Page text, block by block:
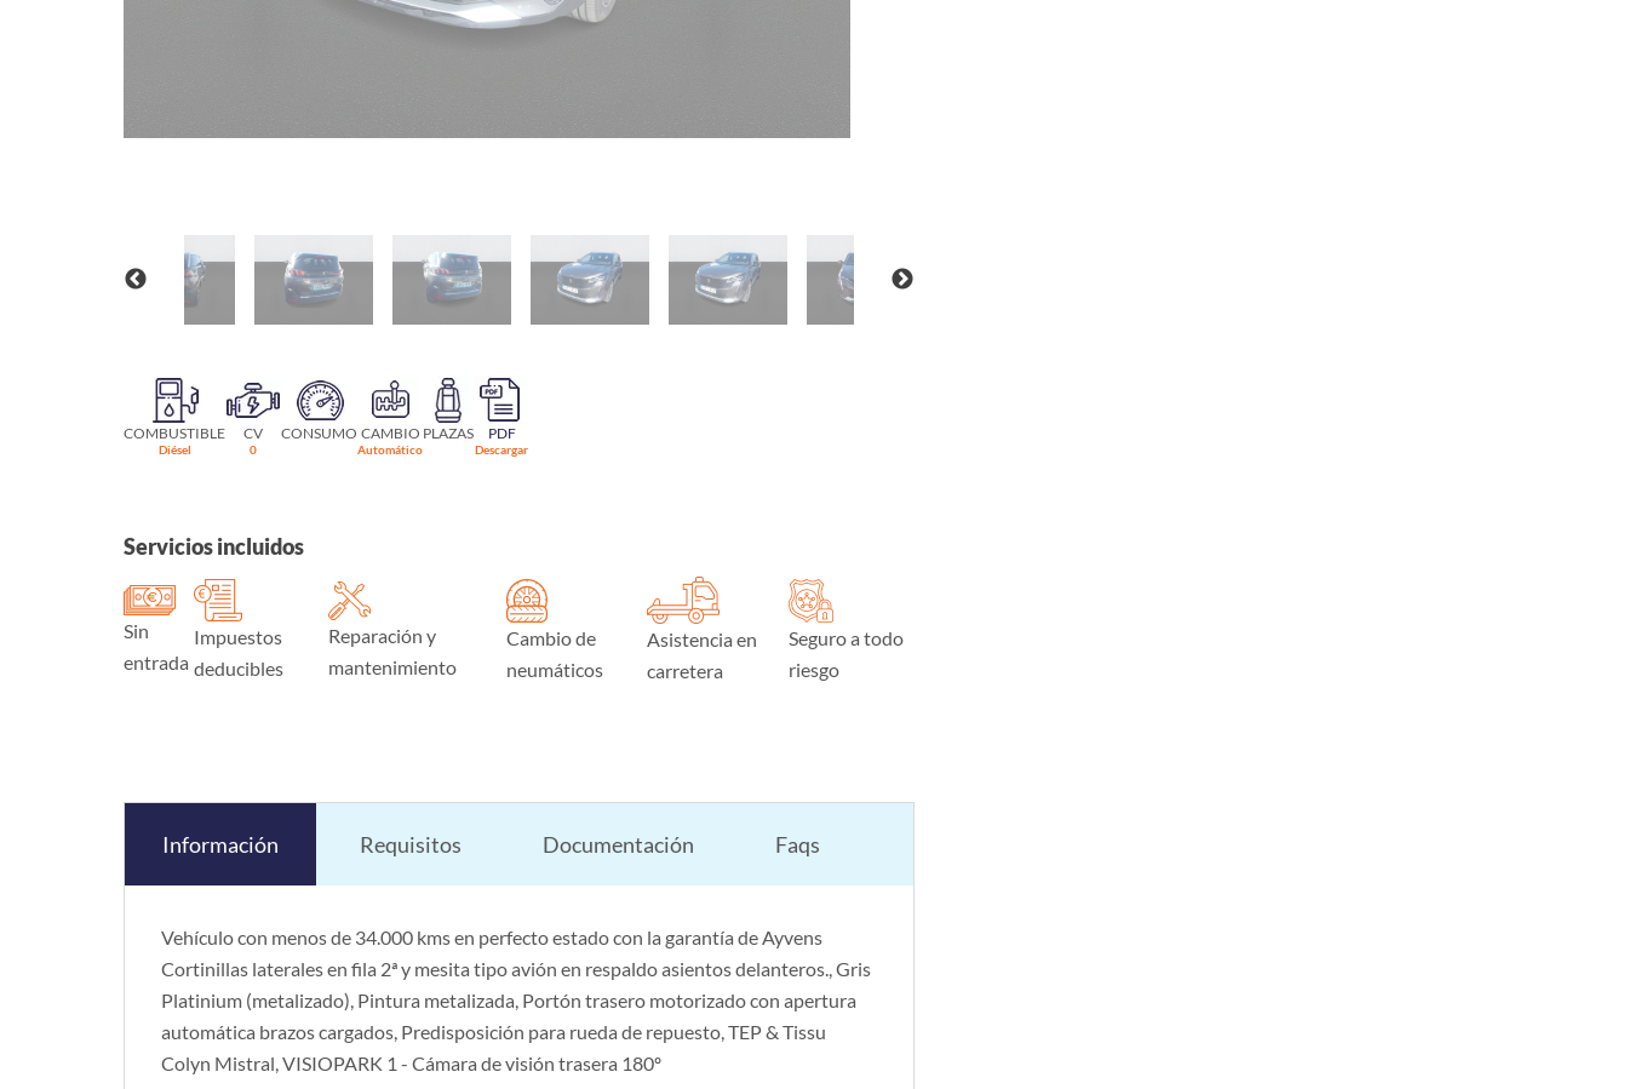
COMBUSTIBLE
Diésel
CV
0
CONSUMO CAMBIO
Automático
PLAZAS PDF
Descargar
Servicios incluidos
Sin
entrada
Impuestos
deducibles
Reparación y
mantenimiento
Cambio de
neumáticos
Asistencia en
carretera
Seguro a todo
riesgo
Información Requisitos Documentación Faqs
Vehículo con menos de 34.000 kms en perfecto estado con la garantía de Ayvens
Cortinillas laterales en fila 2ª y mesita tipo avión en respaldo asientos delanteros., Gris
Platinium (metalizado), Pintura metalizada, Portón trasero motorizado con apertura
automática brazos cargados, Predisposición para rueda de repuesto, TEP & Tissu
Colyn Mistral, VISIOPARK 1 - Cámara de visión trasera 180º